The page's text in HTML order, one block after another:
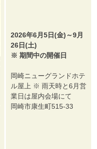
2026年6月5日(金)～9月
26日(土)
※ 期間中の開催日
岡崎ニューグランドホテ
ル屋上 ※ 雨天時と6月営
業日は屋内会場にて
岡崎市康生町515-33